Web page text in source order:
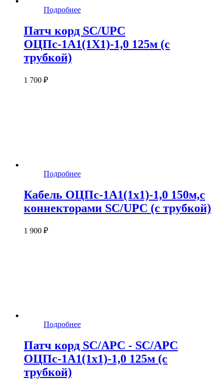
Подробнее
Патч корд SC/UPC
ОЦПс-1А1(1Х1)-1,0 125м (с
трубкой)
1 700 ₽
Подробнее
Кабель ОЦПс-1А1(1х1)-1,0 150м,c
коннекторами SC/UPC (с трубкой)
1 900 ₽
Подробнее
Патч корд SC/APC - SC/APC
ОЦПс-1А1(1х1)-1,0 125м (с
трубкой)